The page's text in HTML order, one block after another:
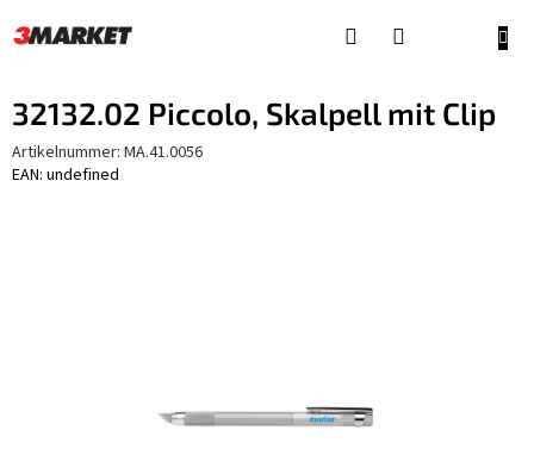
Inhalt
32132.02 Piccolo, Skalpell mit Clip
Artikelnummer: MA.41.0056
EAN: undefined